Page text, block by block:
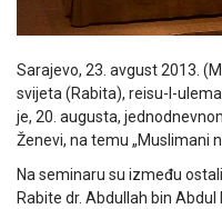
Sarajevo, 23. avgust 2013.
svijeta (Rabita), reisu-l-
je, 20. augusta,
Ženevi, na temu „Muslimani
Na seminaru su između
Rabite dr. Abdullah bin